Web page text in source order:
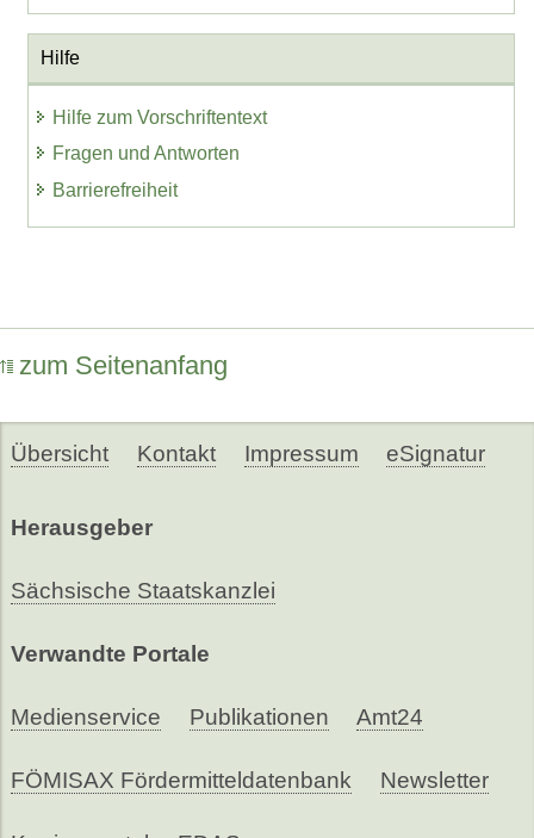
Hilfe
Hilfe zum Vorschriftentext
Fragen und Antworten
Barrierefreiheit
zum Seitenanfang
Übersicht Kontakt Impressum eSignatur
Herausgeber
Sächsische Staatskanzlei
Verwandte Portale
Medienservice Publikationen Amt24
FÖMISAX Fördermitteldatenbank Newsletter